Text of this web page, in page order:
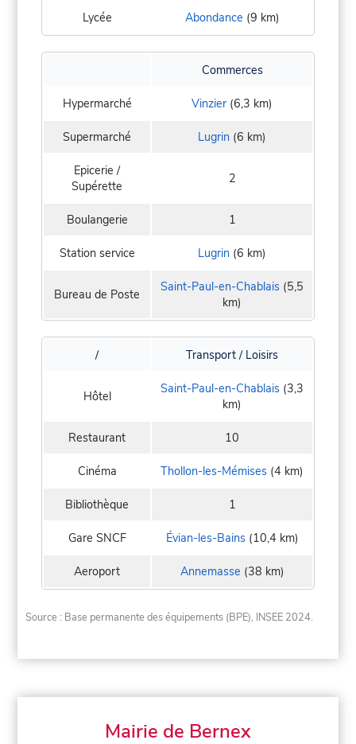
Lycée Abondance (9 km)
Commerces
Hypermarché Vinzier (6,3 km)
Supermarché Lugrin (6 km)
Epicerie /
Supérette
2
Boulangerie 1
Station service Lugrin (6 km)
Bureau de Poste Saint-Paul-en-Chablais (5,5
km)
/ Transport / Loisirs
Hôtel Saint-Paul-en-Chablais (3,3
km)
Restaurant 10
Cinéma Thollon-les-Mémises (4 km)
Bibliothèque 1
Gare SNCF Évian-les-Bains(10,4 km)
Aeroport Annemasse (38 km)
Source : Base permanente des équipements (BPE), INSEE 2024.
Mairie de Bernex